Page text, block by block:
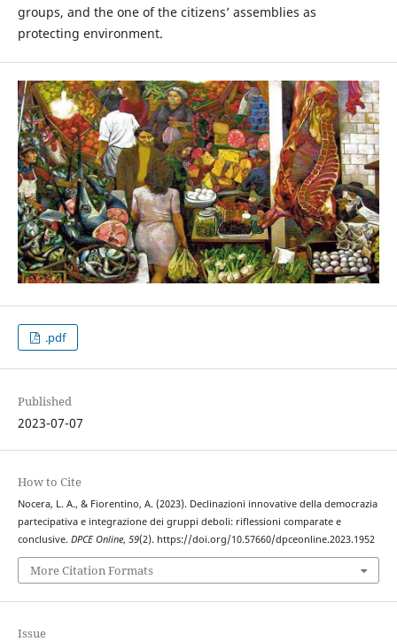
groups, and the one of the citizens’ assemblies as
protecting environment.
.pdf
Published
2023-07-07
How to Cite
Nocera, L. A., & Fiorentino, A. (2023). Declinazioni innovative della democrazia
partecipativa e integrazione dei gruppi deboli: riflessioni comparate e
conclusive. DPCE Online, 59(2). https://doi.org/10.57660/dpceonline.2023.1952
More Citation Formats
Issue